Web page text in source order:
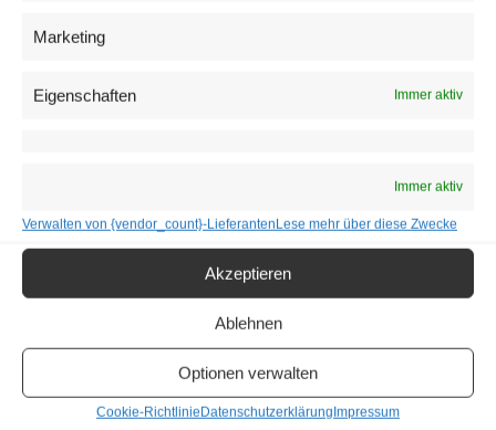
Marketing
Eigenschaften Immer aktiv
Immer aktiv
Verwalten von {vendor_count}-LieferantenLese mehr über diese Zwecke
Akzeptieren
Ablehnen
Optionen verwalten
Cookie-RichtlinieDatenschutzerklärungImpressum
Rote Rüben Carpaccio mit Ziegenkäse, Schwarze
Für den
Hauptgang
ist ein großes Rosa Kalbsrückensteak
mag, kann Ofen-Raclette mit karamellisierter Süßkartoffel,
Nachspeisegibts weihnachtliches Eierlikörmousse mit
Bratapfel-Leebkuchencrumble und Glühweinsauce. Alles
in allem eine gewürzvolle Mischung mit feinen Zutaten und
Weihnachten im Theater